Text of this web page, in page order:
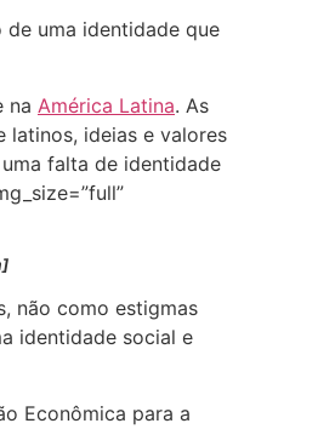
uma identidade que
na América Latina. As
latinos, ideias e valores
falta de identidade
não como estigmas
identidade social e
Econômica para a